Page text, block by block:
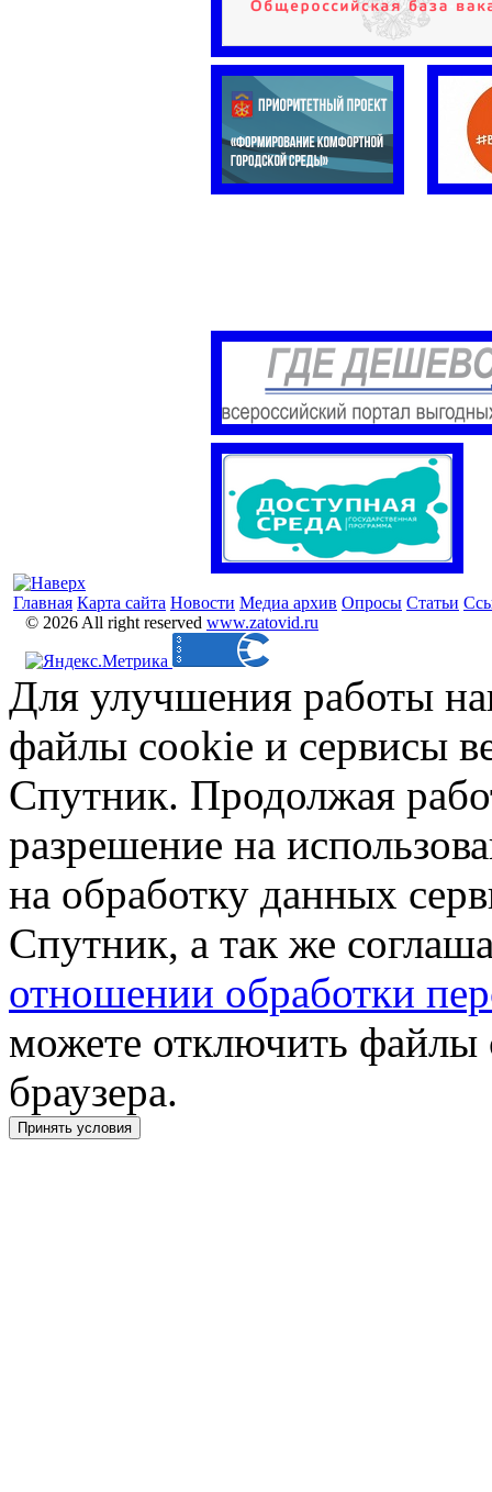
Главная Карта сайта Новости Медиа архив Опросы Статьи
© 2026 All right reserved www.zatovid.ru
Для улучшения работы
файлы cookie и сервисы
Спутник. Продолжая
разрешение на
на обработку данных
Спутник, а так же
отношении обработки
можете отключить файлы
браузера.
Принять условия